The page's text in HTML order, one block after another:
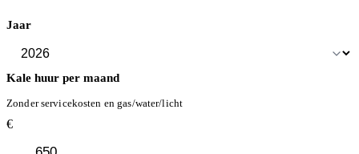
Jaar
Kale huur per maand
Zonder servicekosten en gas/water/licht
€